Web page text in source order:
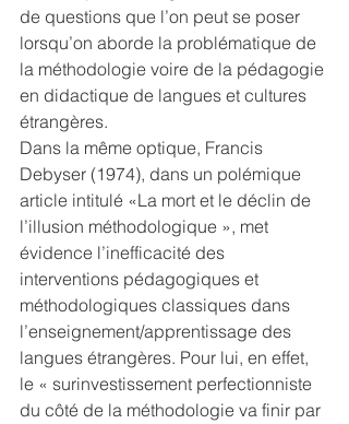
de questions que l’on peut se poser
lorsqu’on aborde la problématique de
la méthodologie voire de la pédagogie
en didactique de langues et cultures
étrangères.
Dans la même optique, Francis
Debyser (1974), dans un polémique
article intitulé «La mort et le déclin de
l’illusion méthodologique », met
évidence l’inefficacité des
interventions pédagogiques et
méthodologiques classiques dans
l’enseignement/apprentissage des
langues étrangères. Pour lui, en effet,
le « surinvestissement perfectionniste
du côté de la méthodologie va finir par